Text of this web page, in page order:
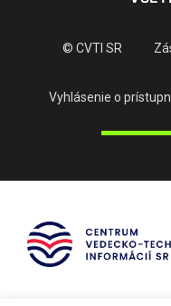
© CVTI SR
Vyhlásenie o